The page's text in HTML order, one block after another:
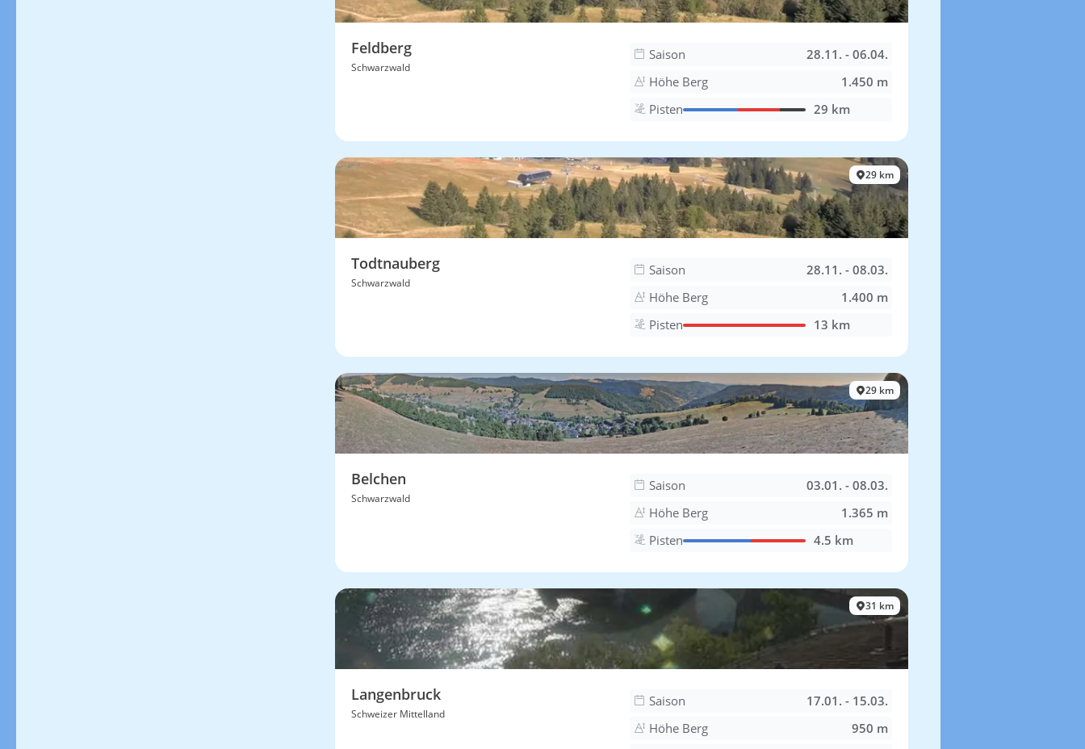
Feldberg
Schwarzwald
Saison
28.11. - 06.04.
Höhe Berg
1.450 m
Pisten
29 km
29 km
Todtnauberg
Schwarzwald
Saison
28.11. - 08.03.
Höhe Berg
1.400 m
Pisten
13 km
29 km
Belchen
Schwarzwald
Saison
03.01. - 08.03.
Höhe Berg
1.365 m
Pisten
4.5 km
31 km
Langenbruck
Schweizer Mittelland
Saison
17.01. - 15.03.
Höhe Berg
950 m